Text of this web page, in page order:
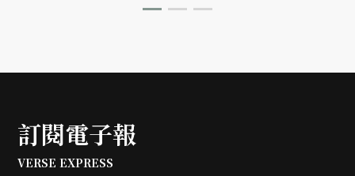
訂閱電子報
VERSE EXPRESS